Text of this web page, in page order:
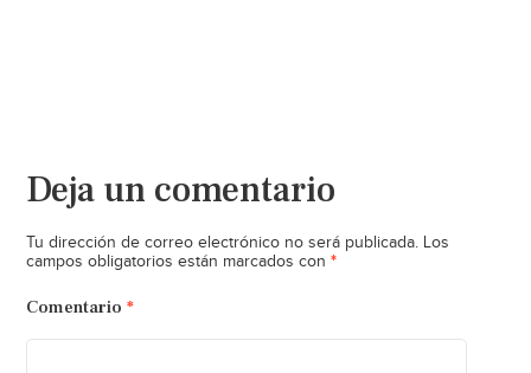
Deja un comentario
Tu dirección de correo electrónico no será publicada. Los
campos obligatorios están marcados con *
Comentario *